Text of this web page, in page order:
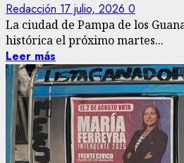
Redacción 17 julio, 2026 0
La ciudad de Pampa de los
histórica el próximo martes...
Leer más